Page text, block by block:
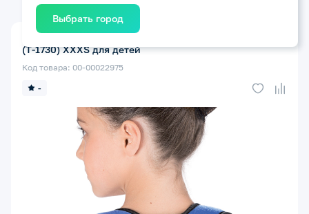
Выбрать город
-
Код товара: 00-00022975
(Т-1730) XXXS для детей